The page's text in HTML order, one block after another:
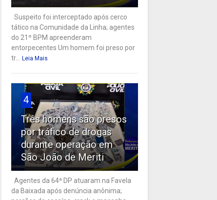
Suspeito foi interceptado após cerco
tático na Comunidade da Linha; agentes
do 21º BPM apreenderam
entorpecentes Um homem foi preso por
tr...
Leia Mais
4
Três homens são presos
por tráfico de drogas
durante operação em
São João de Meriti
Agentes da 64ª DP atuaram na Favela
da Baixada após denúncia anônima;